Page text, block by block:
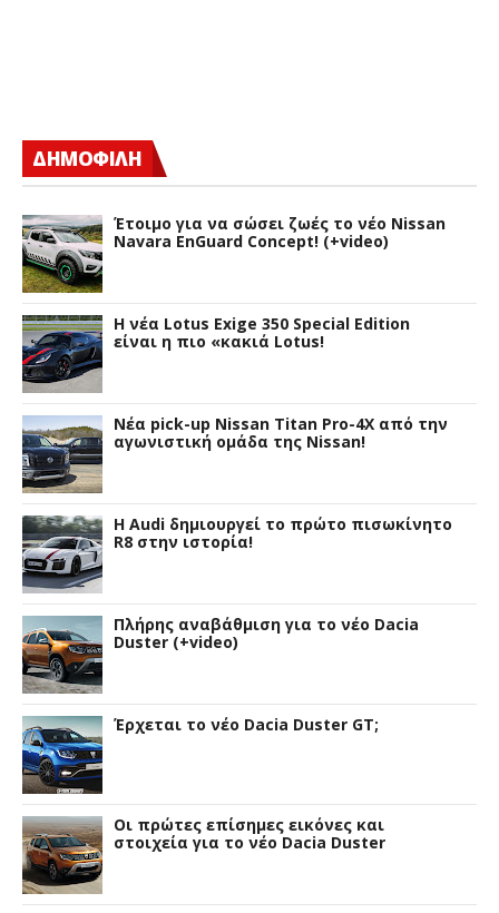
ΔΗΜΟΦΙΛΗ
Έτοιμο για να σώσει ζωές το νέο Nissan
Navara EnGuard Concept! (+video)
H νέα Lotus Exige 350 Special Edition
είναι η πιο «κακιά Lotus!
Νέα pick-up Nissan Titan Pro-4X από την
αγωνιστική ομάδα της Nissan!
Η Audi δημιουργεί το πρώτο πισωκίνητο
R8 στην ιστορία!
Πλήρης αναβάθμιση για το νέο Dacia
Duster (+video)
Έρχεται το νέο Dacia Duster GT;
Οι πρώτες επίσημες εικόνες και
στοιχεία για το νέο Dacia Duster